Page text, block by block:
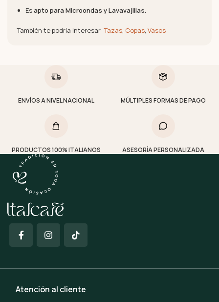
Esapto para Microondas y Lavavajillas.
También te podría interesar:Tazas, Copas, Vasos
ENVÍOS A NIVEL NACIONAL MÚLTIPLES FORMAS DE PAGO
PRODUCTOS 100% ITALIANOS ASESORÍA PERSONALIZADA
Atención al cliente